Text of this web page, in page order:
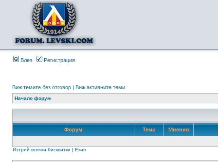
Влез Регистрация
Виж темите без отговор | Виж активните теми
Начало форум
Форум Теми Мнения
Изтрий всички бисквитки | Екип